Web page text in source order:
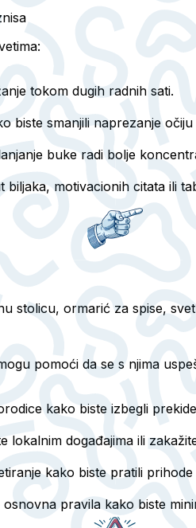
tokom dugih radnih sati.
biste smanjili naprezanje
buke radi bolje
motivacionih citata ili
stolicu, ormarić za spise,
pomoći da se s njima
kako biste izbegli
događajima ili
kako biste pratili
pravila kako biste